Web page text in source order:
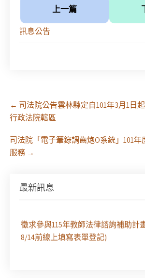
上一篇
訊息公告
Post
navigation
← 司法院公告雲林縣定自101年3月1日
行政法院轄區
司法院「電子筆錄調齒炮O系統」101
服務 →
最新訊息
務發展－以自然資源使用權、諮商同
徵求參與115年教師法律諮詢補助計
8/14前線上填寫表單登記)